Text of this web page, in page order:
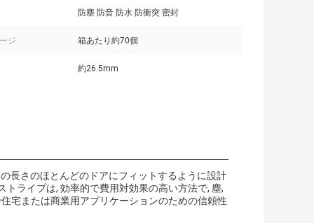
防塵 防音 防水 防衝突 密封
ジ: 箱あたり約70個
約26.5mm
長さのほとんどのドアにフィットするように設計
ライプは, 効率的で費用対効果の高い方法で, 塵,
宅または商業用アプリケーションのための信頼性